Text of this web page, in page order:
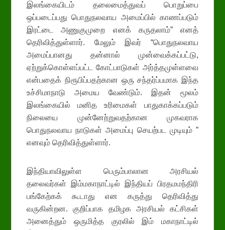
இலங்கையிடம் தலைமைத்துவப் பொறுப்பை
ஒப்படைப்பது பொதுநலவாய அமைப்பில் காணப்படும்
இரட்டை அணுகுமுறை எனக் கருதலாம்” எனத்
தெரிவித்துள்ளார். மேலும் இவர் “பொதுநலவாய
அமைப்பானது தன்னால் முன்வைக்கப்பட்டு,
ஏற்றுக்கொள்ளப்பட்ட கோட்பாடுகள் அர்த்தமுள்ளவை
என்பதைக் நிரூபிப்பதற்கான ஒரு சந்தர்ப்பமாக இந்த
உச்சிமாநாடு அமைய வேண்டும். இதன் மூலம்
இலங்கையில் மனித உரிமைகள் பாதுகாக்கப்படும்
நிலையை முன்னேற்றுவதற்கான முகவராக
பொதுநலவாய நாடுகள் அமைப்பு செயற்பட முடியும் ”
எனவும் தெரிவித்துள்ளார்.
இந்தியாவிலுள்ள பெரும்பாலான அரசியல்
தலைவர்கள் இம்மகாநாட்டில் இந்தியப் பிரதமமந்திரி
பங்கேற்கக் கூடாது என கருத்து தெரிவித்து
வருகின்றன. குறிப்பாக தமிழக அரசியல் கட்சிகள்
அனைத்தும் ஒருமித்த குரலில் இம் மகாநாட்டில்